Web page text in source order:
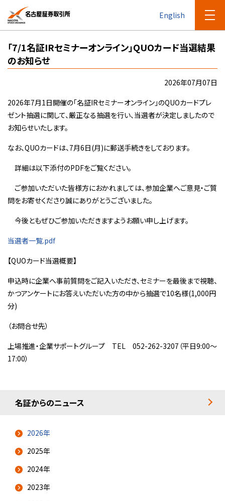
English
「7/1名証IRセミナーオンライン」QUOカード当選結果
のお知らせ
2026年07月07日
2026年7月1日開催の「名証IRセミナーオンライン」のQUOカードプレ
ゼント抽選に関して、厳正なる抽選を行い、当選者が決定しましたので
お知らせいたします。
なお、QUOカードは、7月6日(月)に郵送手続きをしております。
詳細は以下添付のPDFをご覧ください。
ご参加いただいた皆様方におかれましては、参加企業へご意見・ご質
問をお寄せくださり誠にありがとうございました。
今後ともぜひご参加いただきますようお願い申し上げます。
当選者一覧.pdf
【QUOカード当選概要】
申込時に企業へ事前質問をご記入いただき、セミナーを最後まで視聴、
かつアンケートにお答えいただいた方の中から抽選で10名様(1,000円
分)
（お問合せ先）
上場推進・企業サポートグループ TEL 052-262-3207（平日9:00～
17:00）
名証からのニュース
2026年
2025年
2024年
2023年